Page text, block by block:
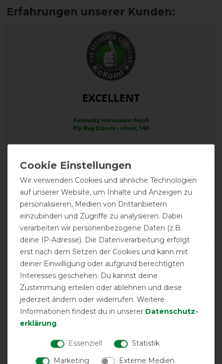
EXCELLENT
Kentucky Horsewear Mesh
Fly Rug Classic - silver, 140
Product Reviews
3
Product Rating
5/5
product experience
calculated from 3 customer reviews
Positive
Negative
0%
Wir verwenden Cookies und ähnliche Technologien
auf unserer Website, um Inhalte und Anzeigen zu
personalisieren, Medien von Drittanbietern
einzubinden und Zugriffe zu analysieren. Dabei
verarbeiten wir personenbezogene Daten (z.B.
deine IP-Adresse). Die Datenverarbeitung erfolgt
erst nach dem Setzen der Cookies und kann mit
deiner Einwilligung oder aufgrund berechtigten
Interesses geschehen. Du kannst deine
Zustimmung erteilen oder ablehnen und diese
jederzeit ändern oder widerrufen. Weitere
Informationen findest du in unserer Daten­schutz­
erklärung.
Essenziell
Statistik
Marketing
Externe Medien